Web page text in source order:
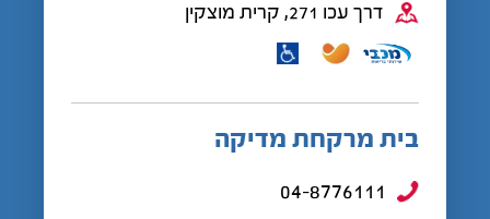
דרך עכו 271, קרית מוצקין
בית מרקחת מדיקה
04-8776111